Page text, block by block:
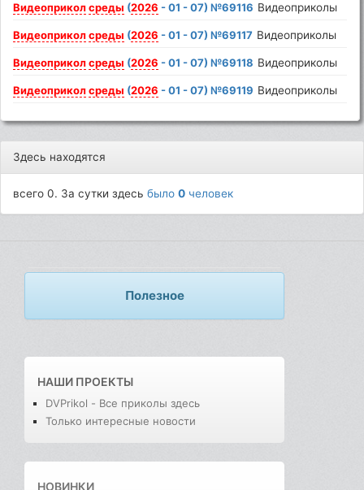
Видеоприкол среды (2026 - 01 - 07) №69116 Видеоприколы
Видеоприкол среды (2026 - 01 - 07) №69117 Видеоприколы
Видеоприкол среды (2026 - 01 - 07) №69118 Видеоприколы
Видеоприкол среды (2026 - 01 - 07) №69119 Видеоприколы
Здесь находятся
всего 0. За сутки здесьбыло0 человек
Полезное
НАШИ ПРОЕКТЫ
DVPrikol - Все приколы здесь
Только интересные новости
НОВИНКИ